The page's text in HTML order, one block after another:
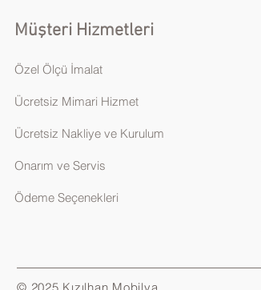
Müşteri Hizmetleri
Özel Ölçü İmalat
Ücretsiz Mimari Hizmet
Ücretsiz Nakliye ve Kurulum
Onarım ve Servis
Ödeme Seçenekleri